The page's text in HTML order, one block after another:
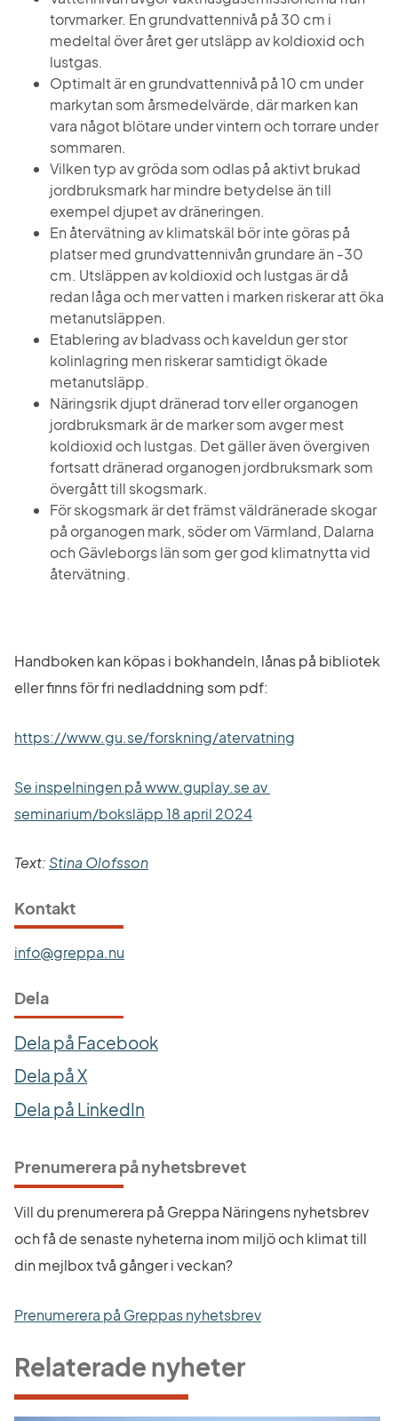
torvmarker. En grundvattennivå på 30 cm i
medeltal över året ger utsläpp av koldioxid och
lustgas.
Optimalt är en grundvattennivå på 10 cm under
markytan som årsmedelvärde, där marken kan
vara något blötare under vintern och torrare under
sommaren.
Vilken typ av gröda som odlas på aktivt brukad
jordbruksmark har mindre betydelse än till
exempel djupet av dräneringen.
En återvätning av klimatskäl bör inte göras på
platser med grundvattennivån grundare än -30
cm. Utsläppen av koldioxid och lustgas är då
redan låga och mer vatten i marken riskerar att öka
metanutsläppen.
Etablering av bladvass och kaveldun ger stor
kolinlagring men riskerar samtidigt ökade
metanutsläpp.
Näringsrik djupt dränerad torv eller organogen
jordbruksmark är de marker som avger mest
koldioxid och lustgas. Det gäller även övergiven
fortsatt dränerad organogen jordbruksmark som
övergått till skogsmark.
För skogsmark är det främst väldränerade skogar
på organogen mark, söder om Värmland, Dalarna
och Gävleborgs län som ger god klimatnytta vid
återvätning.
Handboken kan köpas i bokhandeln, lånas på bibliotek
eller finns för fri nedladdning som pdf:
https://www.gu.se/forskning/atervatning
Se inspelningen på www.guplay.se av
seminarium/boksläpp 18 april 2024Länk till annan
Text: Stina Olofsson
Kontakt
info@greppa.nu
Dela
Dela på Facebook
Dela på X
Dela på LinkedIn
Prenumerera på nyhetsbrevet
Vill du prenumerera på Greppa Näringens nyhetsbrev
och få de senaste nyheterna inom miljö och klimat till
din mejlbox två gånger i veckan?
Prenumerera på Greppas nyhetsbrev
Relaterade nyheter